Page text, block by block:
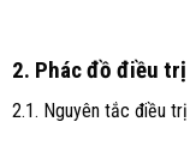
2. Phác đồ điều
2.1. Nguyên tắc điều trị